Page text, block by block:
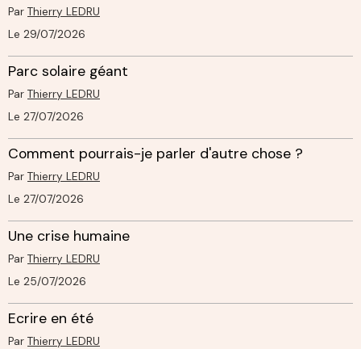
Par Thierry LEDRU
Le 29/07/2026
Parc solaire géant
Par Thierry LEDRU
Le 27/07/2026
Comment pourrais-je parler d'autre chose ?
Par Thierry LEDRU
Le 27/07/2026
Une crise humaine
Par Thierry LEDRU
Le 25/07/2026
Ecrire en été
Par Thierry LEDRU